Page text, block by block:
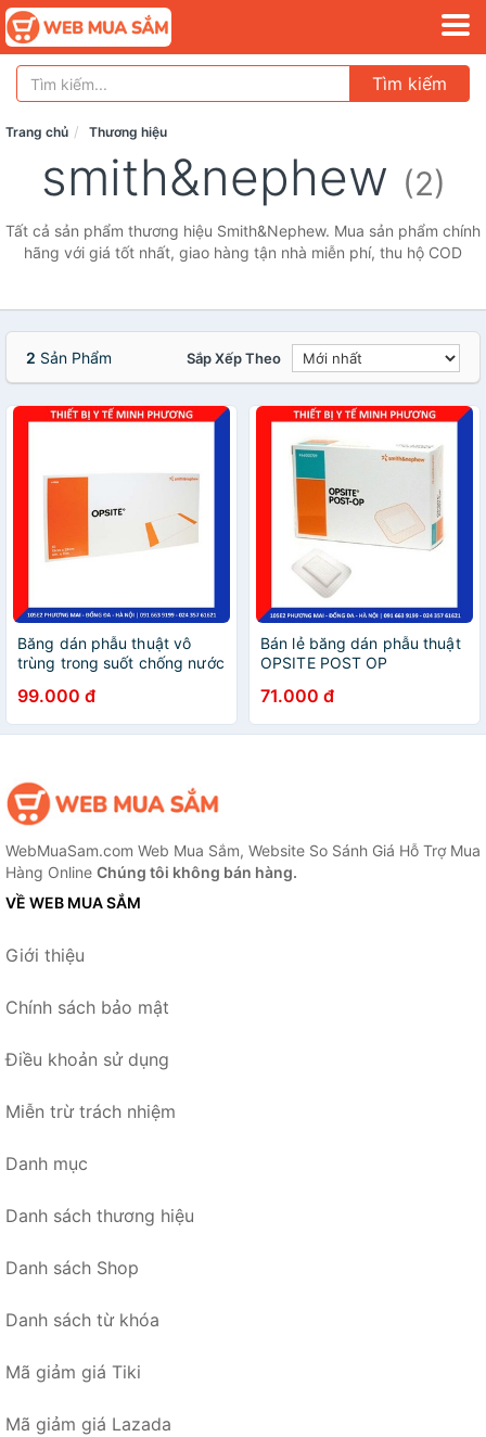
Tìm kiếm
Trang chủ Thương hiệu
smith&nephew (2)
Tất cả sản phẩm thương hiệu Smith&Nephew. Mua sản phẩm chính
hãng với giá tốt nhất, giao hàng tận nhà miễn phí, thu hộ COD
2 Sản Phẩm Sắp Xếp Theo
Băng dán phẫu thuật vô
trùng trong suốt chống nước
99.000 đ
Bán lẻ băng dán phẫu thuật
OPSITE POST OP
71.000 đ
WebMuaSam.com Web Mua Sắm, Website So Sánh Giá Hỗ Trợ Mua
Hàng Online Chúng tôi không bán hàng.
VỀ WEB MUA SẮM
Giới thiệu
Chính sách bảo mật
Điều khoản sử dụng
Miễn trừ trách nhiệm
Danh mục
Danh sách thương hiệu
Danh sách Shop
Danh sách từ khóa
Mã giảm giá Tiki
Mã giảm giá Lazada